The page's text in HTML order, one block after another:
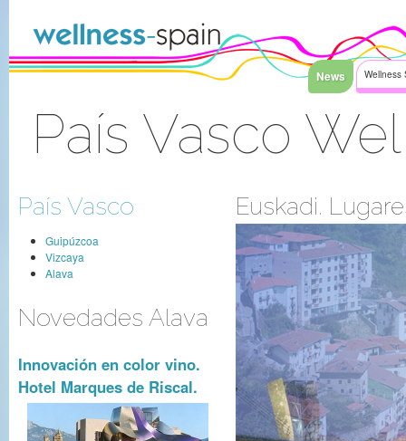
News Wellness
País Vasco
País Vasco
Guipúzcoa
Vizcaya
Alava
Novedades Alava
Innovación en color vino.
Hotel Marques de Riscal.
Euskadi.